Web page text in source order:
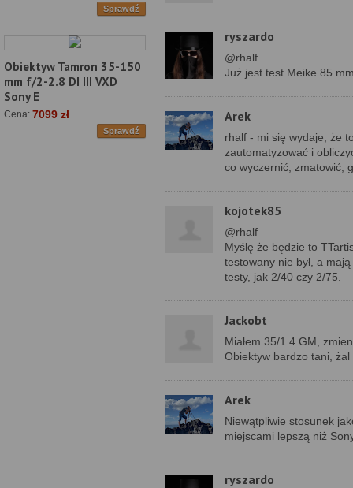
Sprawdź
Obiektyw Tamron 35-150
mm f/2-2.8 DI III VXD
Sony E
Cena: 7099 zł
Sprawdź
ryszardo
@rhalf
Już jest test Meike 85
Arek
rhalf - mi się wydaje, że
zautomatyzować i
co wyczernić, zmatowić,
kojotek85
@rhalf
Myślę że będzie to
testowany nie był, a
testy, jak 2/40 czy 2/75.
Jackobt
Miałem 35/1.4 GM,
Obiektyw bardzo tani,
Arek
Niewątpliwie stosunek
miejscami lepszą niż
ryszardo